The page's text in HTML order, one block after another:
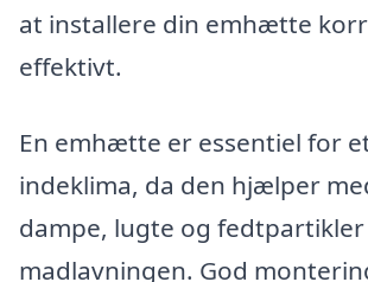
at installere din emhætte
effektivt.
En emhætte er essentiel for
indeklima, da den hjælper
dampe, lugte og
madlavningen. God